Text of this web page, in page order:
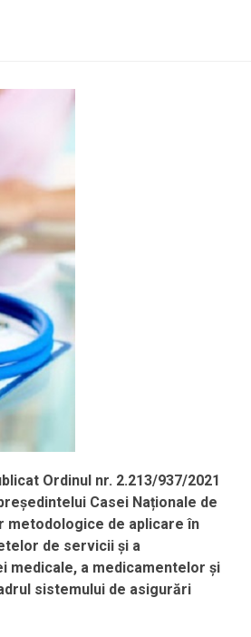
Ordinul nr. 2.213/937/2021
Casei Naționale de
metodologice de aplicare în
de servicii și a
medicale, a medicamentelor și
sistemului de asigurări